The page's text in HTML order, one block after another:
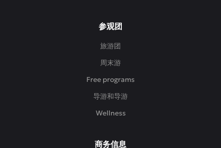
参观团
旅游团
周末游
Free programs
导游和导游
Wellness
商务信息